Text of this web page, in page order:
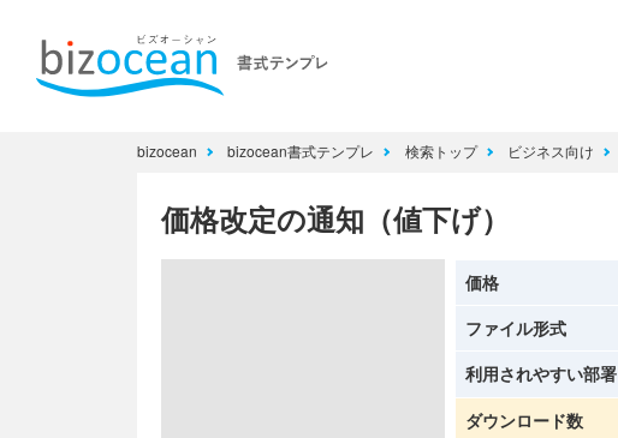
bizocean bizocean書式テンプレ 検索トップ ビジネス向け
価格改定の通知（値下げ）
価格
ファイル形式
利用されやすい部署
ダウンロード数